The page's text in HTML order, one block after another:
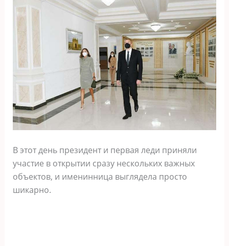
В этот день президент и первая леди приняли
участие в открытии сразу нескольких важных
объектов, и именинница выглядела просто
шикарно.